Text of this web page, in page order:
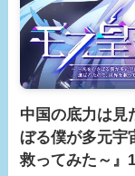
中国の底力は
ぼる僕が多元宇
救ってみた～』